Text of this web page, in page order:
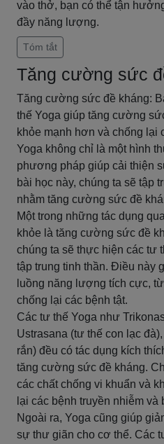
vào thở, bạn có thể tận
đầy năng lượng.
Tóm tắt
Tăng cường sức
Tăng cường sức đề kháng:
thế Yoga giúp tăng cường
khỏe mạnh hơn và chống lại
Yoga không chỉ là một hình
phương pháp giúp cải thiện
bài học này, chúng ta sẽ tập
nhằm tăng cường sức đề
Một trong những tác dụng
khỏe là tăng cường sức đề
chúng ta sẽ thực hiện các tư
tập trung tinh thần. Điều này
luồng năng lượng tích cực,
chống lại các bệnh tật.
Các tư thế Yoga như
Ustrasana (tư thế con lạc
rắn) đều có tác dụng kích
tăng cường sức đề kháng.
các chất chống vi khuẩn và
lại các bệnh truyền nhiễm
Ngoài ra, Yoga cũng giúp
sự thư giãn cho cơ thể. Các